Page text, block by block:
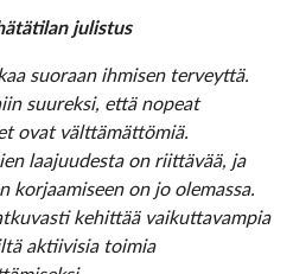
julistus
suoraan ihmisen terveyttä.
suureksi, että nopeat
ovat välttämättömiä.
laajuudesta on riittävää, ja
korjaamiseen on jo olemassa.
kehittää vaikuttavampia
aktiivisia toimia